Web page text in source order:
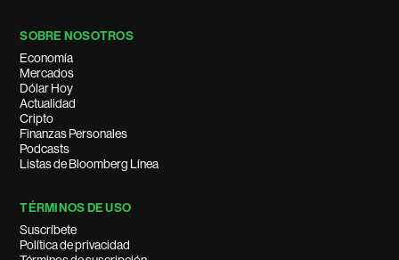
SOBRE NOSOTROS
Economía
Mercados
Dólar Hoy
Actualidad
Cripto
Finanzas Personales
Podcasts
Listas de Bloomberg Línea
TÉRMINOS DE USO
Suscríbete
Política de privacidad